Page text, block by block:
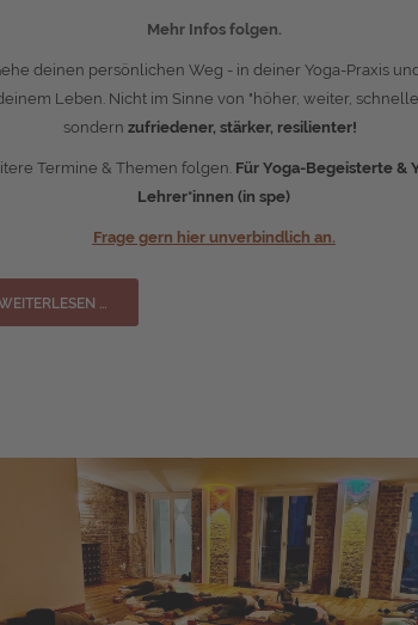
Mehr Infos folgen.
deinen persönlichen Weg - in deiner Yoga-Praxis
Leben. Nicht im Sinne von "höher, weiter,
sondern zufriedener, stärker, resilienter!
Termine & Themen folgen. Für Yoga-Begeisterte &
Lehrer*innen (in spe)
Frage gern hier unverbindlich an.
…